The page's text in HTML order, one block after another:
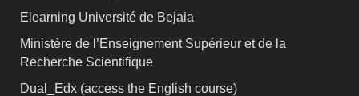
Elearning Université de Bejaia
Ministère de l’Enseignement Supérieur et de la
Recherche Scientifique
Dual_Edx (access the English course)